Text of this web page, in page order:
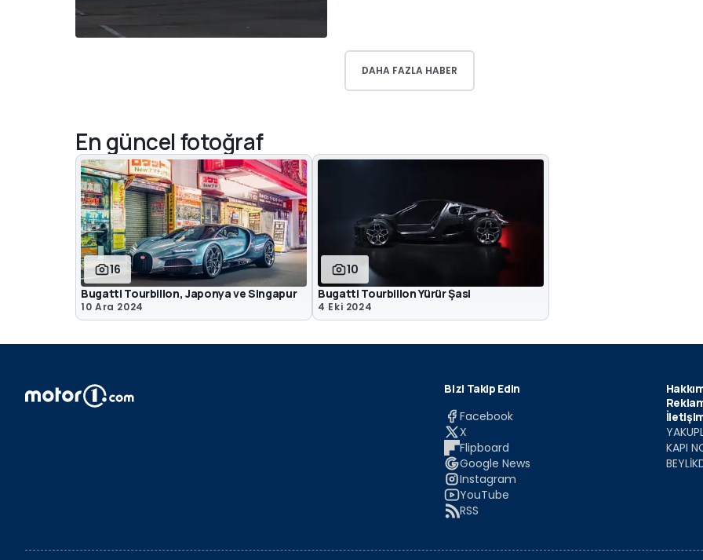
DAHA FAZLA HABER
En güncel fotoğraf
16
Bugatti Tourbillon, Japonya ve Singapur
10 Ara 2024
10
Bugatti Tourbillon Yürür Şasi
4 Eki 2024
Bizi Takip Edin
Facebook
X
Flipboard
Google News
Instagram
YouTube
RSS
KAPI